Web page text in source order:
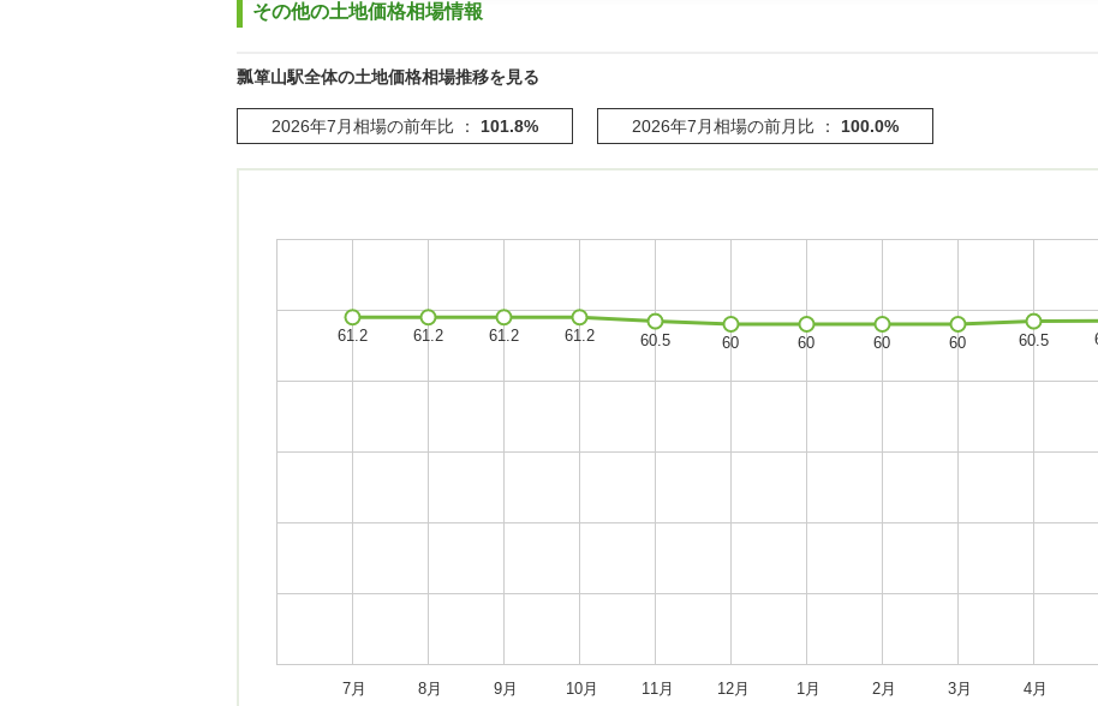
その他の土地価格相場情報
瓢箪山駅全体の土地価格相場推移を見る
2026年7月相場の前年比 ： 101.8% 2026年7月相場の前月比 ： 100.0%
7月 8月 9月 10月 11月 12月 1月 2月 3月 4月